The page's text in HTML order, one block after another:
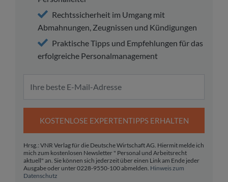
Rechtssicherheit im Umgang mit
Abmahnungen, Zeugnissen und Kündigungen
Praktische Tipps und Empfehlungen für das
erfolgreiche Personalmanagement
KOSTENLOSE EXPERTENTIPPS ERHALTEN
Hrsg.: VNR Verlag für die Deutsche Wirtschaft AG. Hiermit melde ich
mich zum kostenlosen Newsletter " Personal und Arbeitsrecht
aktuell" an. Sie können sich jederzeit über einen Link am Ende jeder
Ausgabe oder unter 0228-9550-100 abmelden. Hinweis zum
Datenschutz